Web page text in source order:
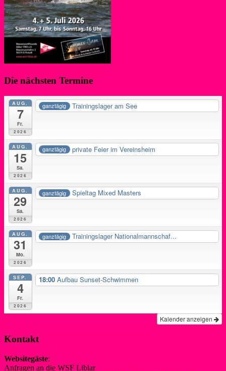
Die nächsten Termine
AUG.
7
Fr.
2026
ganztägig Trainingslager am See
AUG.
15
Sa.
2026
ganztägig private Feier im Vereinsheim
AUG.
29
Sa.
2026
ganztägig Spieltag Mixed Masters
AUG.
31
Mo.
2026
ganztägig Trainingslager Nationalmannschaf...
SEP.
4
Fr.
2026
18:00 Aufbau Sunset-Schwimmen
Kalender anzeigen
Kontakt
Websitegäste:
Anfragen an die WSF Liblar